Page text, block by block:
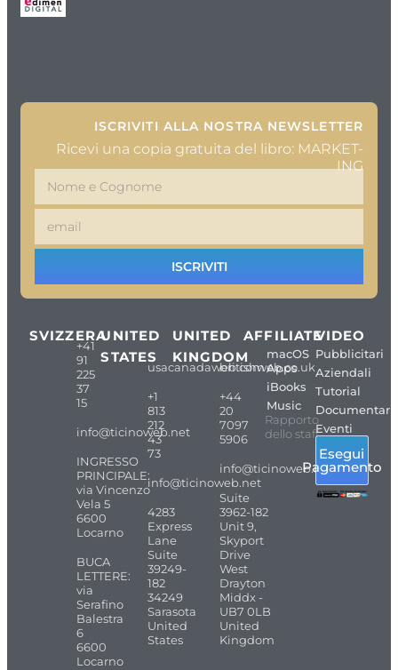
ISCRIVITI ALLA NOSTRA NEWSLETTER
Ricevi una copia gratuita del libro: MARKET-
ING
ISCRIVITI
SVIZZERA
+41
91
225
37
15
info@ticinoweb.net
INGRESSO
PRINCIPALE:
via Vincenzo
Vela 5
6600
Locarno
BUCA
LETTERE:
via
Serafino
Balestra
6
6600
Locarno
UNITED
STATES
usacanadaweb.com
+1
813
212
43
73
info@ticinoweb.net
4283
Express
Lane
Suite
39249-
182
34249
Sarasota
United
States
UNITED
KINGDOM
britishweb.co.uk
+44
20
7097
5906
info@ticinoweb.net
Suite
3962-182
Unit 9,
Skyport
Drive
West
Drayton
Middx -
UB7 0LB
United
Kingdom
AFFILIATE
macOS
Apps
iBooks
Music
Rapporto
dello staff
VIDEO
Pubblicitari
Aziendali
Tutorial
Documentari
Eventi
Esegui
Pagamento